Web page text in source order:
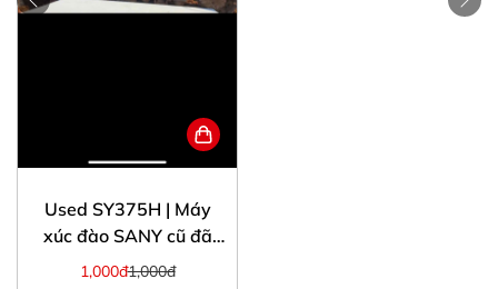
Used SY375H | Máy
xúc đào SANY cũ đã
qua sử dụng gầu 1,9m3
1,000đ1,000đ